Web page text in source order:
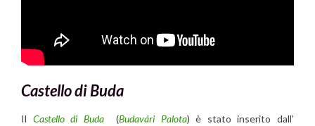
Castello di Buda
Il Castello di Buda(Budavári Palota) è stato inserito dall’